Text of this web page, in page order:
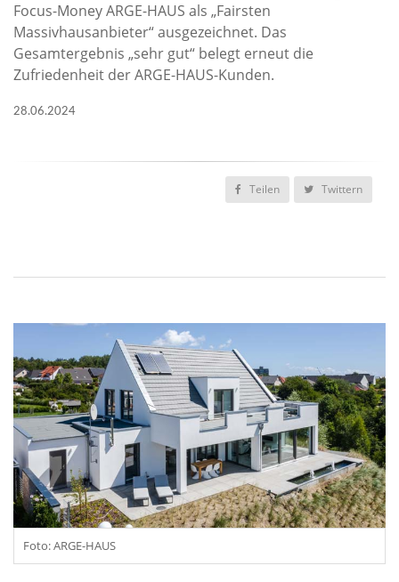
Focus-Money ARGE-HAUS als „Fairsten
Massivhausanbieter“ ausgezeichnet. Das
Gesamtergebnis „sehr gut“ belegt erneut die
Zufriedenheit der ARGE-HAUS-Kunden.
28.06.2024
Teilen Twittern
Foto: ARGE-HAUS